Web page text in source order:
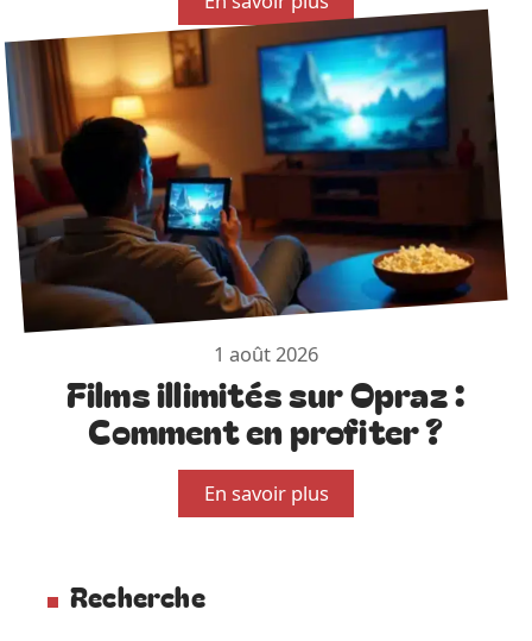
1 août 2026
Films illimités sur Opraz :
Comment en profiter ?
En savoir plus
Recherche